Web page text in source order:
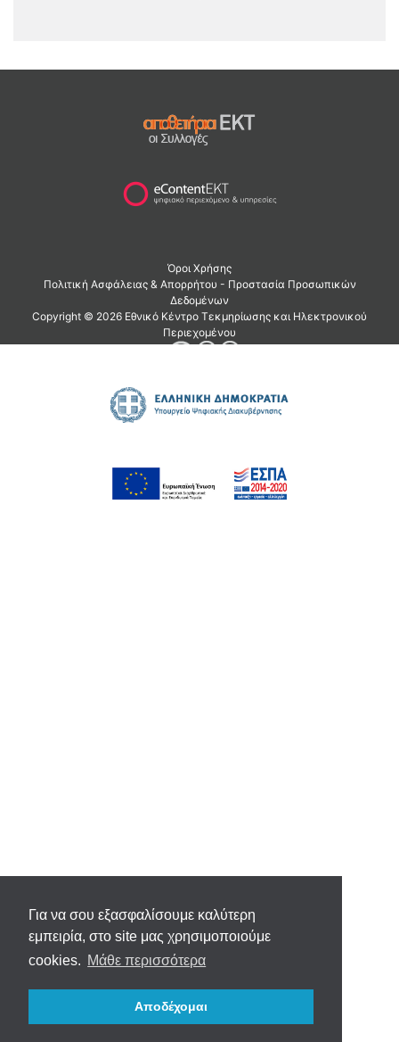
Για να σου εξασφαλίσουμε καλύτερη
εμπειρία, στο site μας χρησιμοποιούμε
cookies. Μάθε περισσότερα
Αποδέχομαι